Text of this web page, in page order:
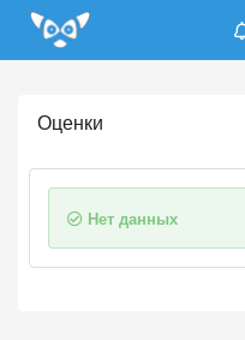
Update cookies preferences
Оценки
Нет данных